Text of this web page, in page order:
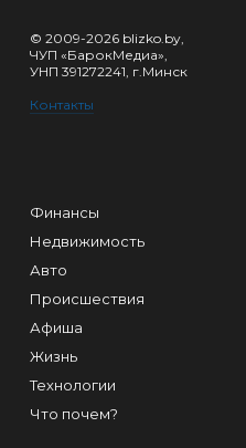
© 2009-2026 blizko.by,
ЧУП «БарокМедиа»,
УНП 391272241, г.Минск
Контакты
Финансы
Недвижимость
Авто
Происшествия
Афиша
Жизнь
Технологии
Что почем?